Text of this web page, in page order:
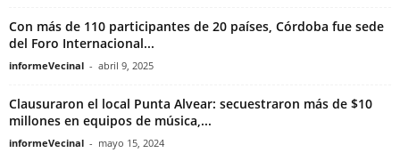
Con más de 110 participantes de 20 países, Córdoba fue sede
del Foro Internacional...
informeVecinal - abril 9, 2025
Clausuraron el local Punta Alvear: secuestraron más de $10
millones en equipos de música,...
informeVecinal - mayo 15, 2024